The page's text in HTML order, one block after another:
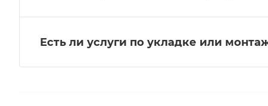
Есть ли услуги по укладке или